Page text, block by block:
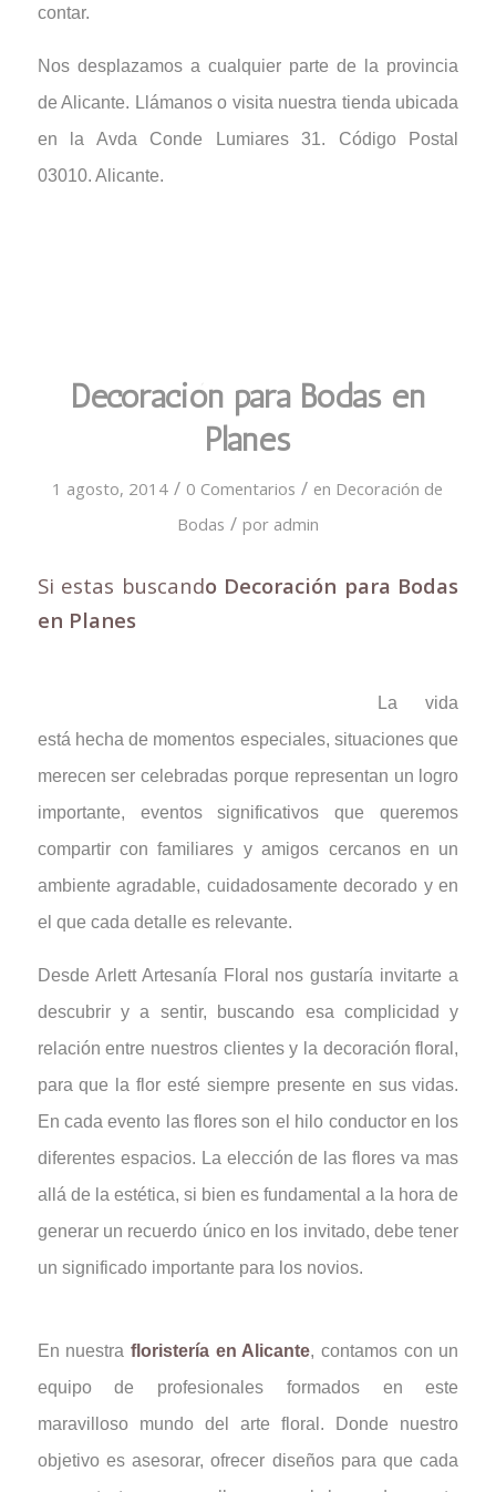
contar.
Nos desplazamos a cualquier parte de la provincia
de Alicante. Llámanos o visita nuestra tienda ubicada
en la Avda Conde Lumiares 31. Código Postal
03010. Alicante.
Decoración para Bodas en
Planes
1 agosto, 2014 / 0 Comentarios / en Decoración de
Bodas / por admin
Si estas buscando Decoración para Bodas
en Planes
La vida
está hecha de momentos especiales, situaciones que
merecen ser celebradas porque representan un logro
importante, eventos significativos que queremos
compartir con familiares y amigos cercanos en un
ambiente agradable, cuidadosamente decorado y en
el que cada detalle es relevante.
Desde Arlett Artesanía Floral nos gustaría invitarte a
descubrir y a sentir, buscando esa complicidad y
relación entre nuestros clientes y la decoración floral,
para que la flor esté siempre presente en sus vidas.
En cada evento las flores son el hilo conductor en los
diferentes espacios. La elección de las flores va mas
allá de la estética, si bien es fundamental a la hora de
generar un recuerdo único en los invitado, debe tener
un significado importante para los novios.
En nuestra floristería en Alicante, contamos con un
equipo de profesionales formados en este
maravilloso mundo del arte floral. Donde nuestro
objetivo es asesorar, ofrecer diseños para que cada